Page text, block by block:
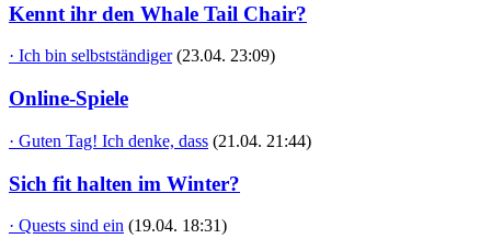
Kennt ihr den Whale Tail Chair?
· Ich bin selbstständiger (23.04. 23:09)
Online-Spiele
· Guten Tag! Ich denke, dass (21.04. 21:44)
Sich fit halten im Winter?
· Quests sind ein (19.04. 18:31)